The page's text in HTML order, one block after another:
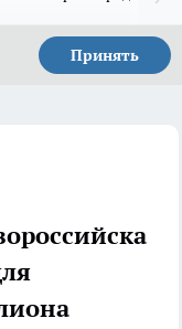
Принять